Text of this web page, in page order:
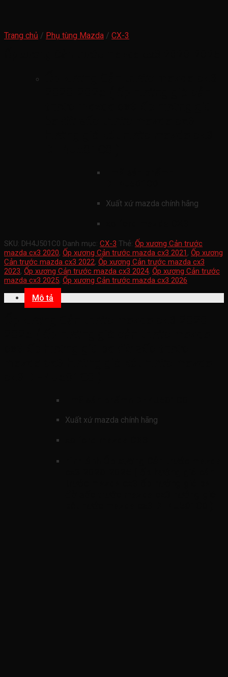
Trang chủ / Phụ tùng Mazda / CX-3
Xuất xứ mazda chính hãng
SKU: DH4J501C0 Danh mục: CX-3 Thẻ: Ốp xương Cản trước
mazda cx3 2020, Ốp xương Cản trước mazda cx3 2021 , Ốp xương
Cản trước mazda cx3 2022, Ốp xương Cản trước mazda cx3
2023, Ốp xương Cản trước mazda cx3 2024, Ốp xương Cản trước
mazda cx3 2025, Ốp xương Cản trước mazda cx3 2026
Mô tả
Xuất xứ mazda chính hãng